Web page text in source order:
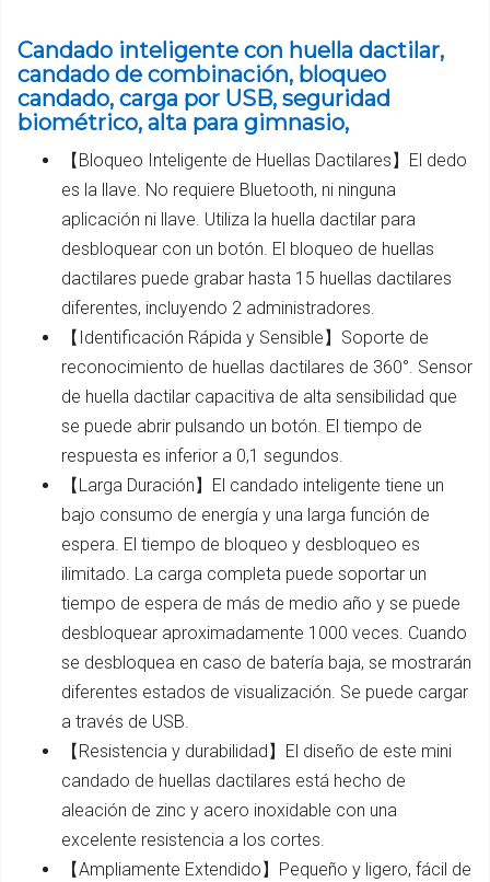
Candado inteligente con huella dactilar,
candado de combinación, bloqueo
candado, carga por USB, seguridad
biométrico, alta para gimnasio,
【Bloqueo Inteligente de Huellas Dactilares】El dedo
es la llave. No requiere Bluetooth, ni ninguna
aplicación ni llave. Utiliza la huella dactilar para
desbloquear con un botón. El bloqueo de huellas
dactilares puede grabar hasta 15 huellas dactilares
diferentes, incluyendo 2 administradores.
【Identificación Rápida y Sensible】Soporte de
reconocimiento de huellas dactilares de 360°. Sensor
de huella dactilar capacitiva de alta sensibilidad que
se puede abrir pulsando un botón. El tiempo de
respuesta es inferior a 0,1 segundos.
【Larga Duración】El candado inteligente tiene un
bajo consumo de energía y una larga función de
espera. El tiempo de bloqueo y desbloqueo es
ilimitado. La carga completa puede soportar un
tiempo de espera de más de medio año y se puede
desbloquear aproximadamente 1000 veces. Cuando
se desbloquea en caso de batería baja, se mostrarán
diferentes estados de visualización. Se puede cargar
a través de USB.
【Resistencia y durabilidad】El diseño de este mini
candado de huellas dactilares está hecho de
aleación de zinc y acero inoxidable con una
excelente resistencia a los cortes.
【Ampliamente Extendido】Pequeño y ligero, fácil de